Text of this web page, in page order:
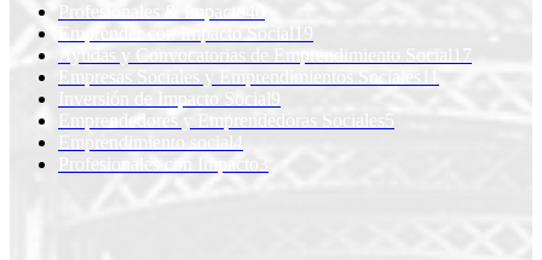
Profesionales & Impacto
Emprender con Impacto Social
Ayudas y Convocatorias de Emprendimiento Social
17
Empresas Sociales y Emprendimientos Sociales
Inversión de Impacto Social 9
Emprendedores y Emprendedoras Sociales5
Emprendimiento social 4
Profesionales con Impacto